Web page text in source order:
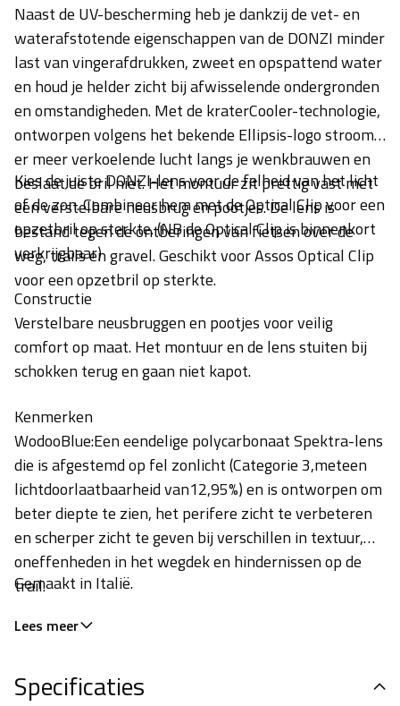
Naast de UV-bescherming heb je dankzij de vet- en
waterafstotende eigenschappen van de DONZI minder
last van vingerafdrukken, zweet en opspattend water
en houd je helder zicht bij afwisselende ondergronden
en omstandigheden. Met de kraterCooler-technologie,
ontworpen volgens het bekende Ellipsis-logo stroomt
er meer verkoelende lucht langs je wenkbrauwen en
beslaat de bril niet. Het montuur zit prettig vast met
een verstelbare neusbrug en pootjes. De lens is
bestand tegen de ontberingen van fietsen over de
weg, trails en gravel. Geschikt voor Assos Optical Clip
voor een opzetbril op sterkte.
Kies de juiste DONZI-lens voor de felheid van het licht
of de zon. Combineer hem met de Optical Clip voor een
opzetbril op sterkte. (NB de Optical Clip is binnenkort
verkrijgbaar)
Constructie
Verstelbare neusbruggen en pootjes voor veilig
comfort op maat. Het montuur en de lens stuiten bij
schokken terug en gaan niet kapot.
Kenmerken
WodooBlue:Een eendelige polycarbonaat Spektra-lens
die is afgestemd op fel zonlicht (Categorie 3,meteen
lichtdoorlaatbaarheid van12,95%) en is ontworpen om
beter diepte te zien, het perifere zicht te verbeteren
en scherper zicht te geven bij verschillen in textuur,
oneffenheden in het wegdek en hindernissen op de
trail.
Gemaakt in Italië.
Lees meer
Specificaties